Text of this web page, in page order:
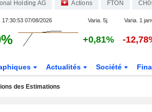
Holding AG Actions FTON
17:30:53 07/08/2026 Varia. 5j. Varia. 1
+0,81% -
Actualités Société
des Estimations